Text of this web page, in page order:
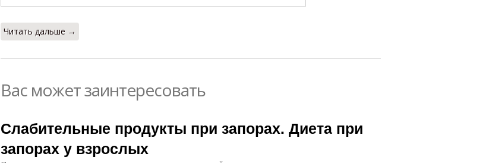
Читать дальше →
Вас может заинтересовать
Слабительные продукты при запорах. Диета при
запорах у взрослых